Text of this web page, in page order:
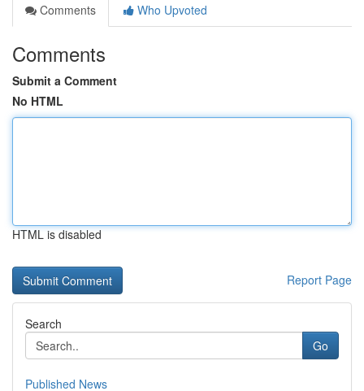
Comments
Who Upvoted
Comments
Submit a Comment
No HTML
HTML is disabled
Report Page
Search
Go
Published News